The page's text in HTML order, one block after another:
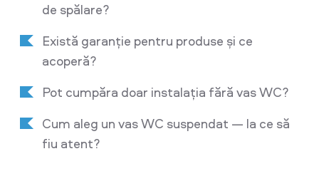
de spălare?
Există garanție pentru produse și ce
acoperă?
Pot cumpăra doar instalația fără vas WC?
Cum aleg un vas WC suspendat — la ce să
fiu atent?